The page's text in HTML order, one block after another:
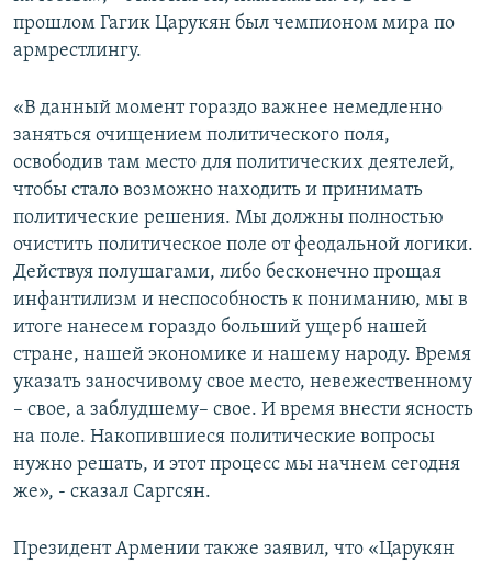
прошлом Гагик Царукян был чемпионом мира по
армрестлингу.
«В данный момент гораздо важнее немедленно
заняться очищением политического поля,
освободив там место для политических деятелей,
чтобы стало возможно находить и принимать
политические решения. Мы должны полностью
очистить политическое поле от феодальной логики.
Действуя полушагами, либо бесконечно прощая
инфантилизм и неспособность к пониманию, мы в
итоге нанесем гораздо больший ущерб нашей
стране, нашей экономике и нашему народу. Время
указать заносчивому свое место, невежественному
– свое, а заблудшему– свое. И время внести ясность
на поле. Накопившиеся политические вопросы
нужно решать, и этот процесс мы начнем сегодня
же», - сказал Саргсян.
Президент Армении также заявил, что «Царукян